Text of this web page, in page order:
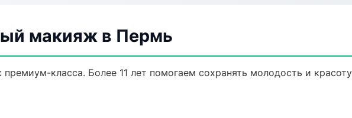
макияж в Пермь
класса. Более 11 лет помогаем сохранять молодость и